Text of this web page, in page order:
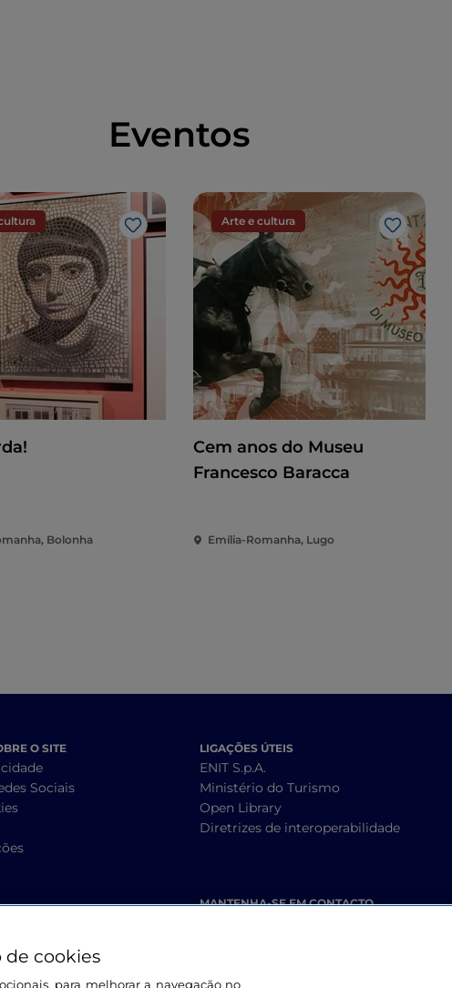
Eventos
Gosto
Bolonha
Arte e cultura
Gosto
Cem anos do Museu
Francesco Baracca
Emília-Romanha, Lugo
O SITE
Sociais
LIGAÇÕES ÚTEIS
ENIT S.p.A.
Ministério do Turismo
Open Library
Diretrizes de interoperabilidade
MANTENHA-SE EM CONTACTO
de cookies
para melhorar a navegação no